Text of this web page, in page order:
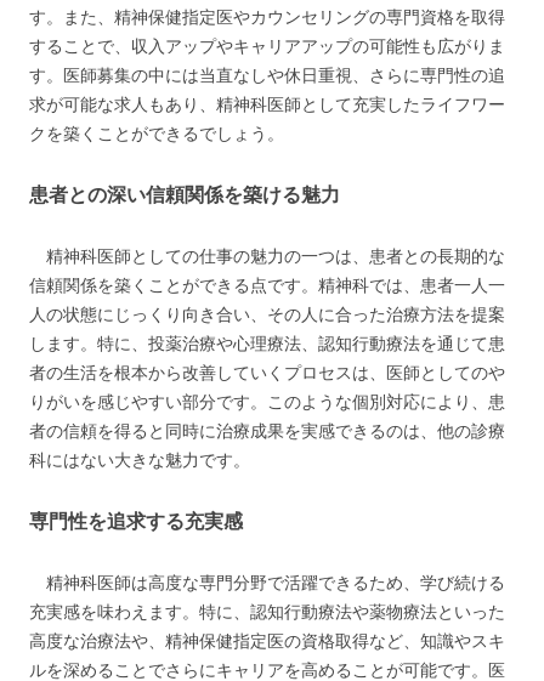
す。また、精神保健指定医やカウンセリングの専門資格を取得
することで、収入アップやキャリアアップの可能性も広がりま
す。医師募集の中には当直なしや休日重視、さらに専門性の追
求が可能な求人もあり、精神科医師として充実したライフワー
クを築くことができるでしょう。
患者との深い信頼関係を築ける魅力
精神科医師としての仕事の魅力の一つは、患者との長期的な
信頼関係を築くことができる点です。精神科では、患者一人一
人の状態にじっくり向き合い、その人に合った治療方法を提案
します。特に、投薬治療や心理療法、認知行動療法を通じて患
者の生活を根本から改善していくプロセスは、医師としてのや
りがいを感じやすい部分です。このような個別対応により、患
者の信頼を得ると同時に治療成果を実感できるのは、他の診療
科にはない大きな魅力です。
専門性を追求する充実感
精神科医師は高度な専門分野で活躍できるため、学び続ける
充実感を味わえます。特に、認知行動療法や薬物療法といった
高度な治療法や、精神保健指定医の資格取得など、知識やスキ
ルを深めることでさらにキャリアを高めることが可能です。医